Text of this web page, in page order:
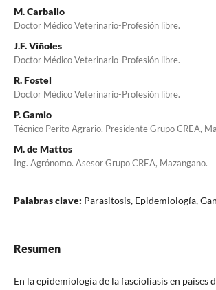
M. Carballo
Doctor Médico Veterinario-Profesión libre.
J.F. Viñoles
Doctor Médico Veterinario-Profesión libre.
R. Fostel
Doctor Médico Veterinario-Profesión libre.
P. Gamio
Técnico Perito Agrario. Presidente Grupo CREA,
M. de Mattos
Ing. Agrónomo. Asesor Grupo CREA, Mazangano.
Palabras clave: Parasitosis, Epidemiología,
Resumen
En la epidemiología de la fascioliasis en países